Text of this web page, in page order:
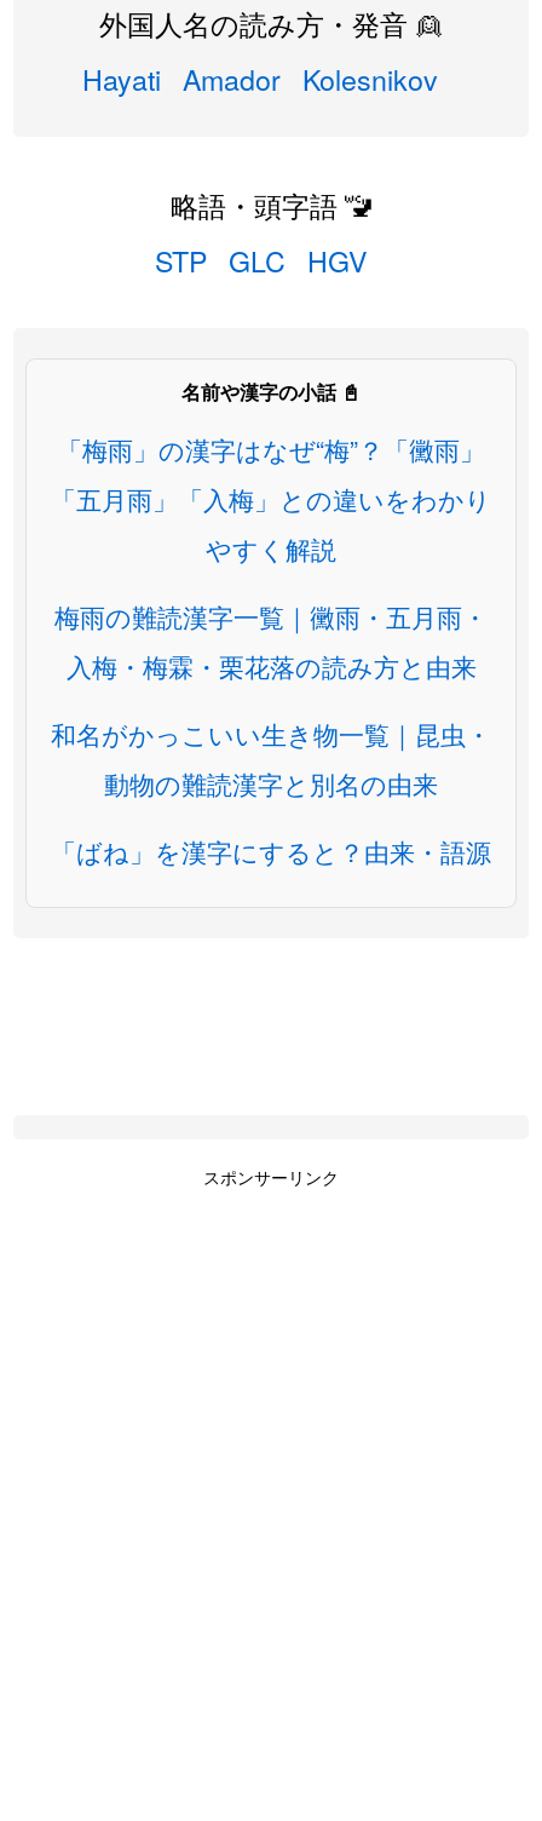
外国人名の読み方・発音 👱
Hayati Amador Kolesnikov
略語・頭字語 🚾
STP GLC HGV
名前や漢字の小話 📓
「梅雨」の漢字はなぜ“梅”？「黴雨」
「五月雨」「入梅」との違いをわかり
やすく解説
梅雨の難読漢字一覧｜黴雨・五月雨・
入梅・梅霖・栗花落の読み方と由来
和名がかっこいい生き物一覧｜昆虫・
動物の難読漢字と別名の由来
「ばね」を漢字にすると？由来・語源
スポンサーリンク